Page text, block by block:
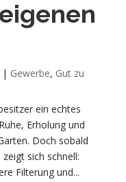
| Gewerbe, Gut zu
ein echtes
Erholung und
Doch sobald
sich schnell:
Filterung und...